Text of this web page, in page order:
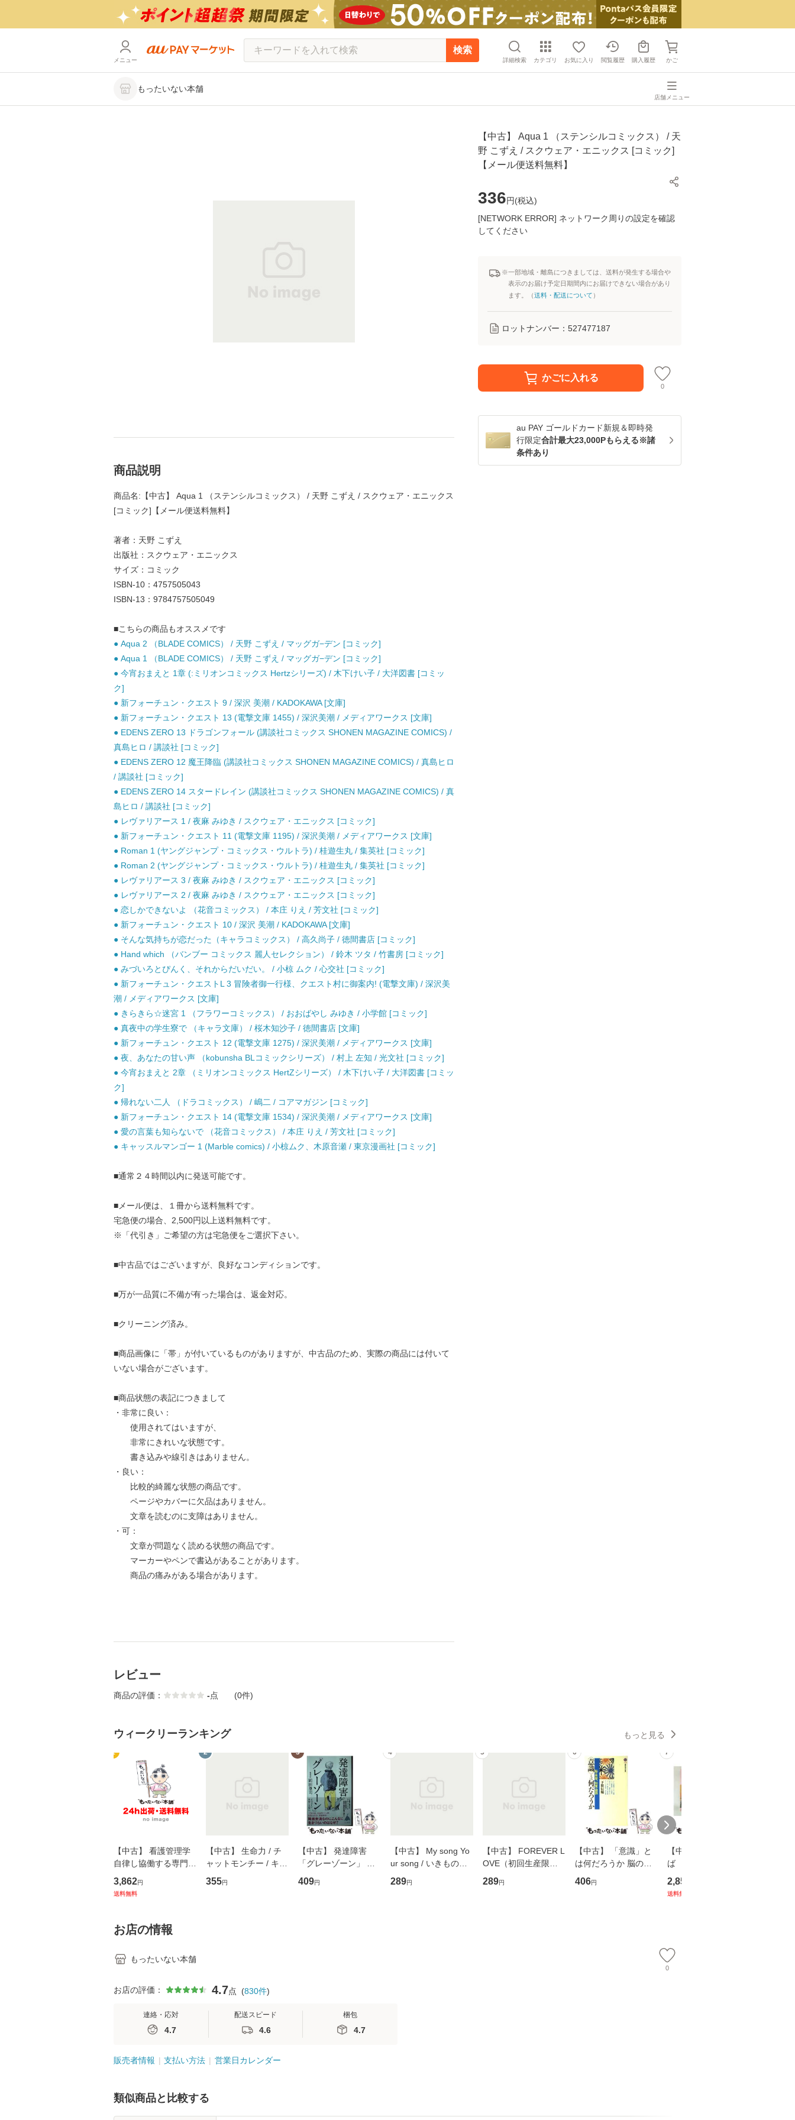
メニュー
検索
詳細検索 カテゴリ お気に入り 閲覧履歴 購入履歴 かご
もったいない本舗
店舗メニュー
【中古】 Aqua 1 （ステンシルコミックス） / 天
野 こずえ / スクウェア・エニックス [コミック]
【メール便送料無料】
336円(税込)
[NETWORK ERROR] ネットワーク周りの設定を確認
してください
※一部地域・離島につきましては、送料が発生する場合や
表示のお届け予定日期間内にお届けできない場合があり
ます。（送料・配送について ）
ロットナンバー： 527477187
かごに入れる
0
au PAY ゴールドカード新規＆即時発
行限定合計最大23,000Pもらえる※諸
条件あり
商品説明
商品名:【中古】 Aqua 1 （ステンシルコミックス） / 天野 こずえ / スクウェア・エニックス
[コミック]【メール便送料無料】
著者：天野 こずえ
出版社：スクウェア・エニックス
サイズ：コミック
ISBN-10：4757505043
ISBN-13：9784757505049
■こちらの商品もオススメです
● Aqua 2 （BLADE COMICS） / 天野 こずえ / マッグガ−デン [コミック]
● Aqua 1 （BLADE COMICS） / 天野 こずえ / マッグガ−デン [コミック]
● 今宵おまえと 1章 (:ミリオンコミックス Hertzシリーズ) / 木下けい子 / 大洋図書 [コミッ
ク]
● 新フォーチュン・クエスト 9 / 深沢 美潮 / KADOKAWA [文庫]
● 新フォーチュン・クエスト 13 (電撃文庫 1455) / 深沢美潮 / メディアワークス [文庫]
● EDENS ZERO 13 ドラゴンフォール (講談社コミックス SHONEN MAGAZINE COMICS) /
真島ヒロ / 講談社 [コミック]
● EDENS ZERO 12 魔王降臨 (講談社コミックス SHONEN MAGAZINE COMICS) / 真島ヒロ
/ 講談社 [コミック]
● EDENS ZERO 14 スタードレイン (講談社コミックス SHONEN MAGAZINE COMICS) / 真
島ヒロ / 講談社 [コミック]
● レヴァリアース 1 / 夜麻 みゆき / スクウェア・エニックス [コミック]
● 新フォーチュン・クエスト 11 (電撃文庫 1195) / 深沢美潮 / メディアワークス [文庫]
● Roman 1 (ヤングジャンプ・コミックス・ウルトラ) / 桂遊生丸 / 集英社 [コミック]
● Roman 2 (ヤングジャンプ・コミックス・ウルトラ) / 桂遊生丸 / 集英社 [コミック]
● レヴァリアース 3 / 夜麻 みゆき / スクウェア・エニックス [コミック]
● レヴァリアース 2 / 夜麻 みゆき / スクウェア・エニックス [コミック]
● 恋しかできないよ （花音コミックス） / 本庄 りえ / 芳文社 [コミック]
● 新フォーチュン・クエスト 10 / 深沢 美潮 / KADOKAWA [文庫]
● そんな気持ちが恋だった（キャラコミックス） / 高久尚子 / 徳間書店 [コミック]
● Hand which （バンブー コミックス 麗人セレクション） / 鈴木 ツタ / 竹書房 [コミック]
● みづいろとぴんく、それからだいだい。 / 小椋 ムク / 心交社 [コミック]
● 新フォーチュン・クエストL 3 冒険者御一行様、クエスト村に御案内! (電撃文庫) / 深沢美
潮 / メディアワークス [文庫]
● きらきら☆迷宮 1 （フラワーコミックス） / おおばやし みゆき / 小学館 [コミック]
● 真夜中の学生寮で （キャラ文庫） / 桜木知沙子 / 徳間書店 [文庫]
● 新フォーチュン・クエスト 12 (電撃文庫 1275) / 深沢美潮 / メディアワークス [文庫]
● 夜、あなたの甘い声 （kobunsha BLコミックシリーズ） / 村上 左知 / 光文社 [コミック]
● 今宵おまえと 2章 （ミリオンコミックス HertZシリーズ） / 木下けい子 / 大洋図書 [コミッ
ク]
● 帰れない二人 （ドラコミックス） / 嶋二 / コアマガジン [コミック]
● 新フォーチュン・クエスト 14 (電撃文庫 1534) / 深沢美潮 / メディアワークス [文庫]
● 愛の言葉も知らないで （花音コミックス） / 本庄 りえ / 芳文社 [コミック]
● キャッスルマンゴー 1 (Marble comics) / 小椋ムク、木原音瀬 / 東京漫画社 [コミック]
■通常２４時間以内に発送可能です。
■メール便は、１冊から送料無料です。
宅急便の場合、2,500円以上送料無料です。
※「代引き」ご希望の方は宅急便をご選択下さい。
■中古品ではございますが、良好なコンディションです。
■万が一品質に不備が有った場合は、返金対応。
■クリーニング済み。
■商品画像に「帯」が付いているものがありますが、中古品のため、実際の商品には付いて
いない場合がございます。
■商品状態の表記につきまして
・非常に良い：
使用されてはいますが、
非常にきれいな状態です。
書き込みや線引きはありません。
・良い：
比較的綺麗な状態の商品です。
ページやカバーに欠品はありません。
文章を読むのに支障はありません。
・可：
文章が問題なく読める状態の商品です。
マーカーやペンで書込があることがあります。
商品の痛みがある場合があります。
レビュー
商品の評価： -点 (0件)
ウィークリーランキング もっと見る
1
【中古】 看護管理学
自律し協働する専門職
の看護マネジメントス
キル 改訂第3版 (看護
堂 [単行
3,862円
送料無料
2
【中古】 生命力 / チ
ャットモンチー / キュ
ーンレコード [CD]
【メール便送料無料】
355円
3
【中古】 発達障害
「グレーゾーン」 そ
の正しい理解と克服法
(SB新書 572) / 岡田尊
409円
4
【中古】 My song Yo
ur song / いきものが
かり / [CD]【メール便
送料無料】
289円
5
【中古】 FOREVER L
OVE（初回生産限定
盤） / 清水翔太×加藤
ミリヤ / [CD]【メール
289円
6
【中古】 「意識」と
は何だろうか 脳の来
歴、知覚の錯誤 （講
談社現代新書） / 下条
406円
7
【中古】 耳をすませ
ば 〈2枚組〉 [DVD] /
ブエナ・ビスタ・ホー
ム・エンターテイメン
2,852
送料無料
お店の情報
もったいない本舗
0
お店の評価： 4.7点 (830件)
連絡・応対
4.7
配送スピード
4.6
梱包
4.7
販売者情報 支払い方法 営業日カレンダー
類似商品と比較する